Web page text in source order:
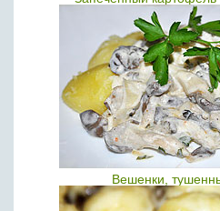
Вешенки,